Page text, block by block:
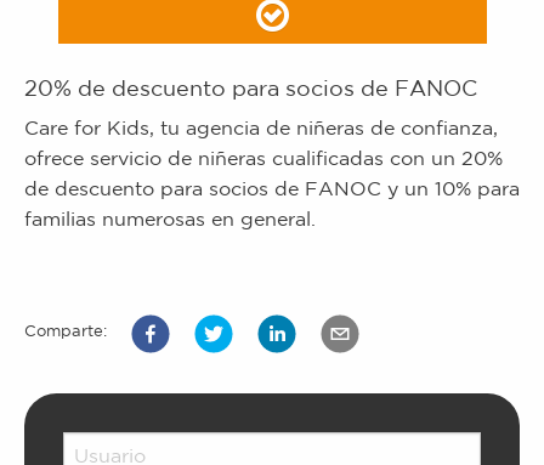
20% de descuento para socios de FANOC
Care for Kids, tu agencia de niñeras de confianza,
ofrece servicio de niñeras cualificadas con un 20%
de descuento para socios de FANOC y un 10% para
familias numerosas en general.
Comparte: